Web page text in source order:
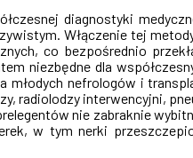
diagnostyki
Włączenie tej
co bezpośrednio
niezbędne dla
młodych nefrologów i
radiolodzy interwencyjni,
nie zabraknie
w tym nerki